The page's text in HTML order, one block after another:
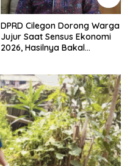
DPRD Cilegon Dorong Warga
Jujur Saat Sensus Ekonomi
2026, Hasilnya Bakal